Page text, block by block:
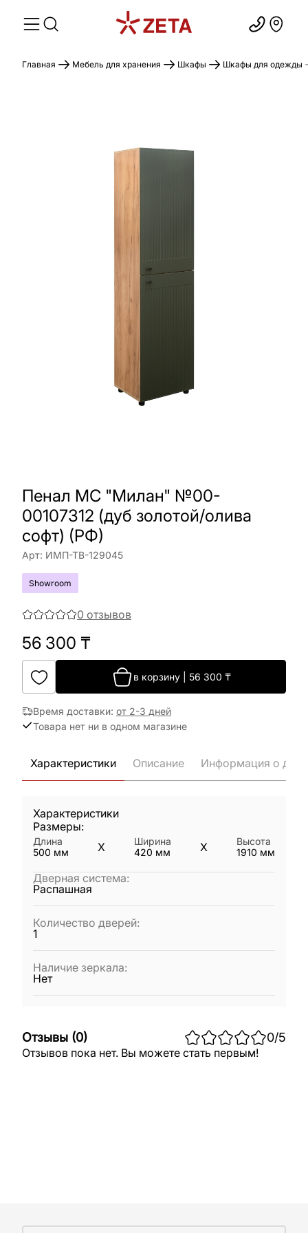
Главная Мебель для хранения Шкафы Шкафы для одежды
Пенал МС "Милан" №00-
00107312 (дуб золотой/олива
софт) (РФ)
Арт: ИМП-ТВ-129045
Showroom
0 отзывов
56 300 ₸
в корзину| 56 300 ₸
Время доставки: от 2-3 дней
Товара нет ни в одном магазине
Характеристики Описание Информация о
Характеристики
Размеры:
Длина
500 мм X
Ширина
420 мм X
Высота
1910 мм
Дверная система:
Распашная
Количество дверей:
1
Наличие зеркала:
Нет
Отзывы (0) 0/5
Отзывов пока нет. Вы можете стать первым!